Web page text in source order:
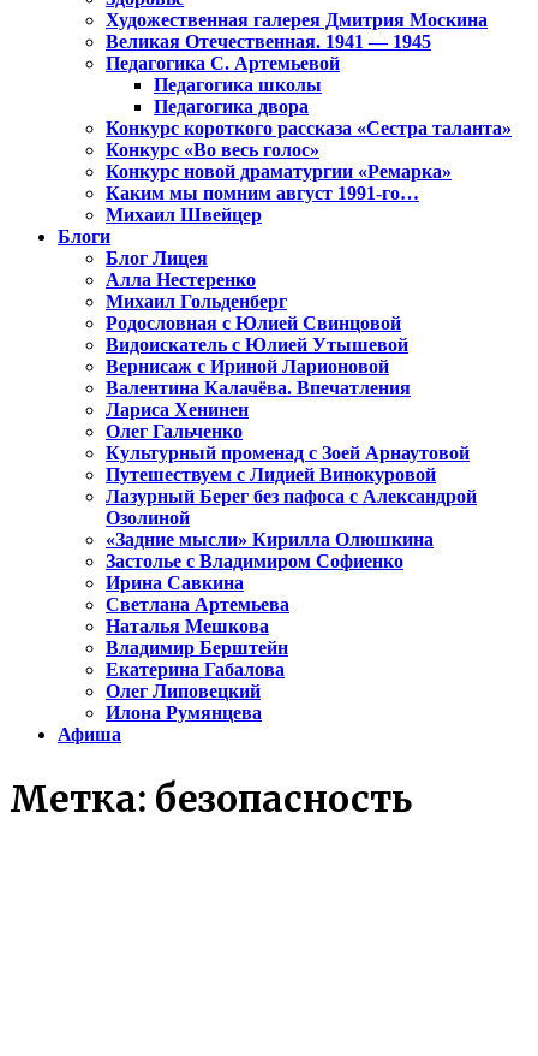
Художественная галерея Дмитрия Москина
Великая Отечественная. 1941 — 1945
Педагогика С. Артемьевой
Педагогика школы
Педагогика двора
Конкурс короткого рассказа «Сестра таланта»
Конкурс «Во весь голос»
Конкурс новой драматургии «Ремарка»
Каким мы помним август 1991-го…
Михаил Швейцер
Блоги
Блог Лицея
Алла Нестеренко
Михаил Гольденберг
Родословная с Юлией Свинцовой
Видоискатель с Юлией Утышевой
Вернисаж с Ириной Ларионовой
Валентина Калачёва. Впечатления
Лариса Хенинен
Олег Гальченко
Культурный променад с Зоей Арнаутовой
Путешествуем с Лидией Винокуровой
Лазурный Берег без пафоса с Александрой
Озолиной
«Задние мысли» Кирилла Олюшкина
Застолье с Владимиром Софиенко
Ирина Савкина
Светлана Артемьева
Наталья Мешкова
Владимир Берштейн
Екатерина Габалова
Олег Липовецкий
Илона Румянцева
Афиша
Метка: безопасность